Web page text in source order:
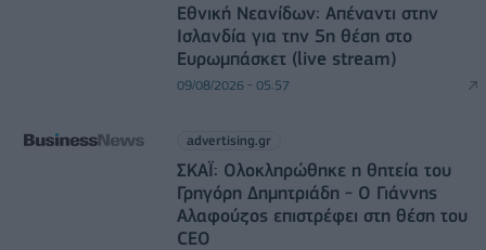
Εθνική Νεανίδων: Απέναντι στην
Ισλανδία για την 5η θέση στο
Ευρωμπάσκετ (live stream)
09/08/2026 - 05:57
advertising.gr
ΣΚΑΪ: Ολοκληρώθηκε η θητεία του
Γρηγόρη Δημητριάδη - Ο Γιάννης
Αλαφούζος επιστρέφει στη θέση του
CEO